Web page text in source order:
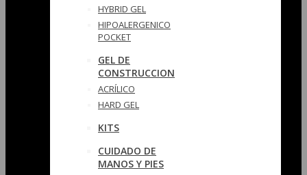
HYBRID GEL
HIPOALERGENICO
POCKET
GEL DE
CONSTRUCCION
ACRÍLICO
HARD GEL
KITS
CUIDADO DE
MANOS Y PIES